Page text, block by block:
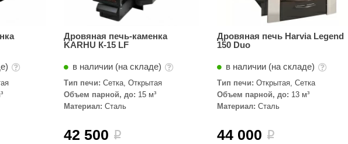
Дровяная печь-каменка
KARHU К-15 LF
в наличии (на складе)
Тип печи: Сетка, Открытая
Объем парной, до: 15 м³
Материал: Сталь
42 500 i
Дровяная печь Harvia Legend
150 Duo
в наличии (на складе)
Тип печи: Открытая, Сетка
Объем парной, до: 13 м³
Материал: Сталь
44 000 i